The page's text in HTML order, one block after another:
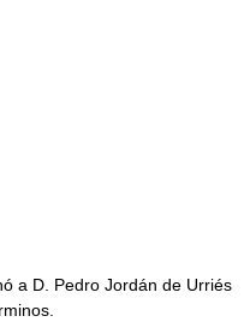
a D. Pedro Jordán de Urriés